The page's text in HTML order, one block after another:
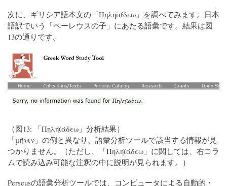
次に、ギリシア語本文の「Πηληϊάδεω」を調べてみます。日本
語訳でいう「ペーレウスの子」にあたる語彙です。結果は図
13の通りです。
（図13: 「Πηληϊάδεω」分析結果）
「μῆνιν」の例と異なり、語彙分析ツールで該当する情報が見
つかりません。（ただし、「Πηληϊάδεω」に関しては、右コラ
ムで読み込み可能な注釈の中に説明が見られます。）
Perseusの語彙分析ツールでは、コンピュータによる自動的・